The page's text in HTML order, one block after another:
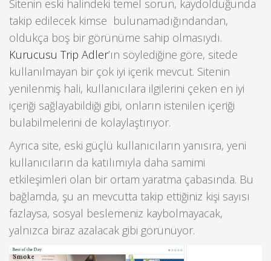
Sitenin eski halindeki temel sorun, kaydolduğunda
takip edilecek kimse bulunamadığındandan,
oldukça boş bir görünüme sahip olmasıydı.
Kurucusu Trip Adler’ın söylediğine göre, sitede
kullanılmayan bir çok iyi içerik mevcut. Sitenin
yenilenmiş hali, kullanıcılara ilgilerini çeken en iyi
içeriği sağlayabildiği gibi, onların istenilen içeriği
bulabilmelerini de kolaylaştırıyor.
Ayrıca site, eski güçlü kullanıcıların yanısıra, yeni
kullanıcıların da katılımıyla daha samimi
etkileşimleri olan bir ortam yaratma çabasında. Bu
bağlamda, şu an mevcutta takip ettiğiniz kişi sayısı
fazlaysa, sosyal beslemeniz kaybolmayacak,
yalnızca biraz azalacak gibi görünüyor.